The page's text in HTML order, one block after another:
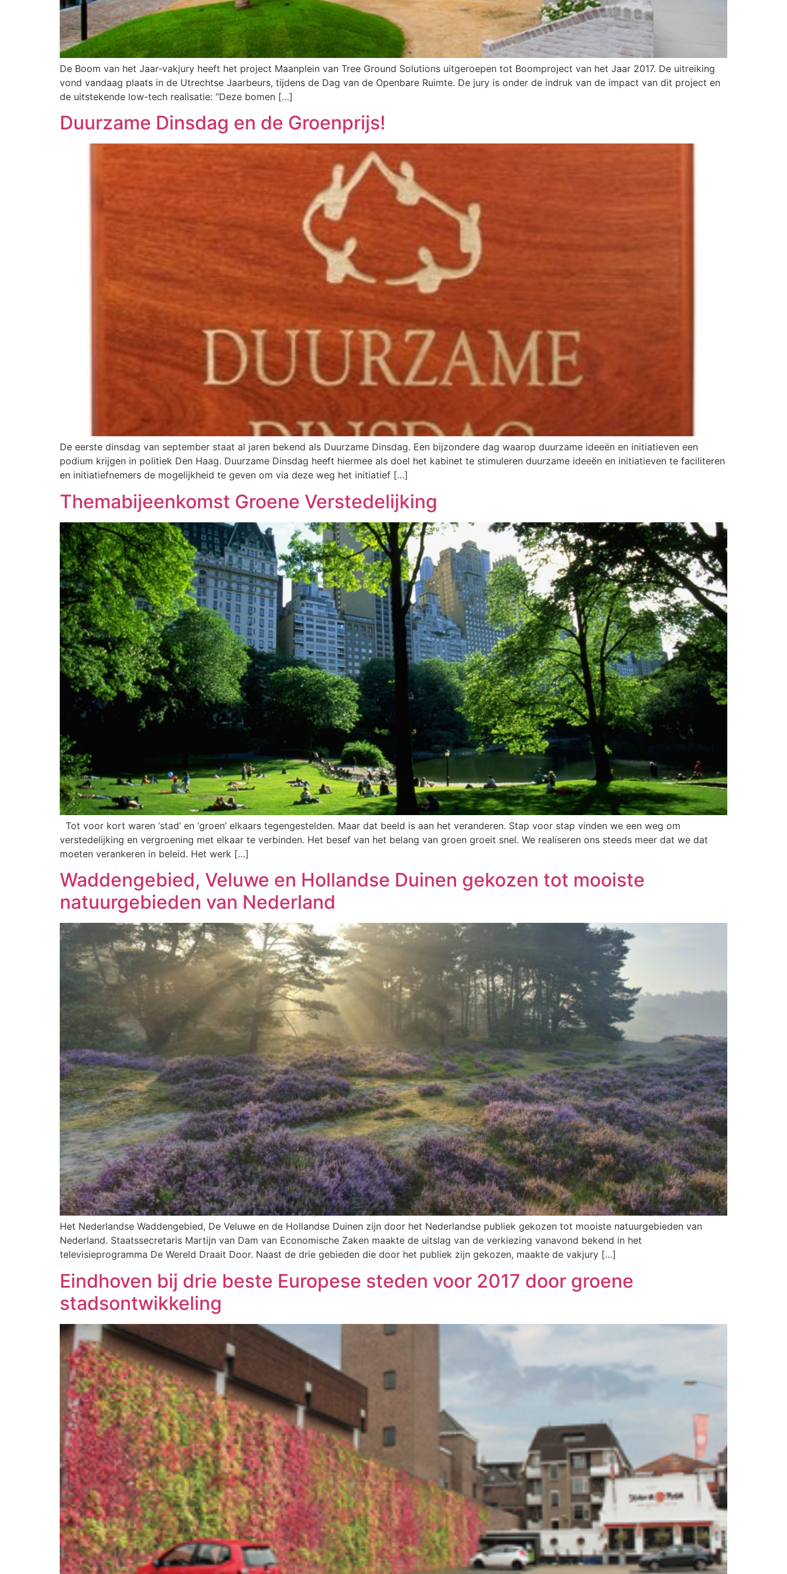
De Boom van het Jaar-vakjury heeft het project Maanplein van Tree Ground Solutions uitgeroepen tot Boomproject van het Jaar 2017. De uitreiking
vond vandaag plaats in de Utrechtse Jaarbeurs, tijdens de Dag van de Openbare Ruimte. De jury is onder de indruk van de impact van dit project en
de uitstekende low-tech realisatie: “Deze bomen […]
Duurzame Dinsdag en de Groenprijs!
De eerste dinsdag van september staat al jaren bekend als Duurzame Dinsdag. Een bijzondere dag waarop duurzame ideeën en initiatieven een
podium krijgen in politiek Den Haag. Duurzame Dinsdag heeft hiermee als doel het kabinet te stimuleren duurzame ideeën en initiatieven te faciliteren
en initiatiefnemers de mogelijkheid te geven om via deze weg het initiatief […]
Themabijeenkomst Groene Verstedelijking
Tot voor kort waren ‘stad’ en ‘groen’ elkaars tegengestelden. Maar dat beeld is aan het veranderen. Stap voor stap vinden we een weg om
verstedelijking en vergroening met elkaar te verbinden. Het besef van het belang van groen groeit snel. We realiseren ons steeds meer dat we dat
moeten verankeren in beleid. Het werk […]
Waddengebied, Veluwe en Hollandse Duinen gekozen tot mooiste
natuurgebieden van Nederland
Het Nederlandse Waddengebied, De Veluwe en de Hollandse Duinen zijn door het Nederlandse publiek gekozen tot mooiste natuurgebieden van
Nederland. Staatssecretaris Martijn van Dam van Economische Zaken maakte de uitslag van de verkiezing vanavond bekend in het
televisieprogramma De Wereld Draait Door. Naast de drie gebieden die door het publiek zijn gekozen, maakte de vakjury […]
Eindhoven bij drie beste Europese steden voor 2017 door groene
stadsontwikkeling